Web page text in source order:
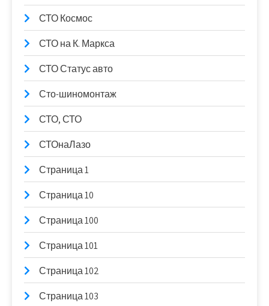
СТО Космос
СТО на К. Маркса
СТО Статус авто
Сто-шиномонтаж
СТО, СТО
СТОнаЛазо
Страница 1
Страница 10
Страница 100
Страница 101
Страница 102
Страница 103